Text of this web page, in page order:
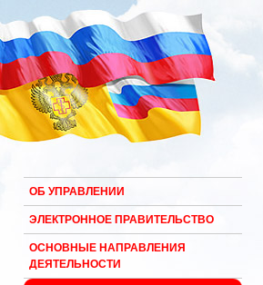
ОБ УПРАВЛЕНИИ
ЭЛЕКТРОННОЕ ПРАВИТЕЛЬСТВО
ОСНОВНЫЕ НАПРАВЛЕНИЯ
ДЕЯТЕЛЬНОСТИ